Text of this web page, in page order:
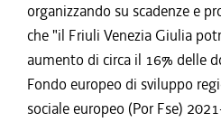
organizzando su scadenze e
che "il Friuli Venezia Giulia
aumento di circa il 16% delle
Fondo europeo di sviluppo
sociale europeo (Por Fse)